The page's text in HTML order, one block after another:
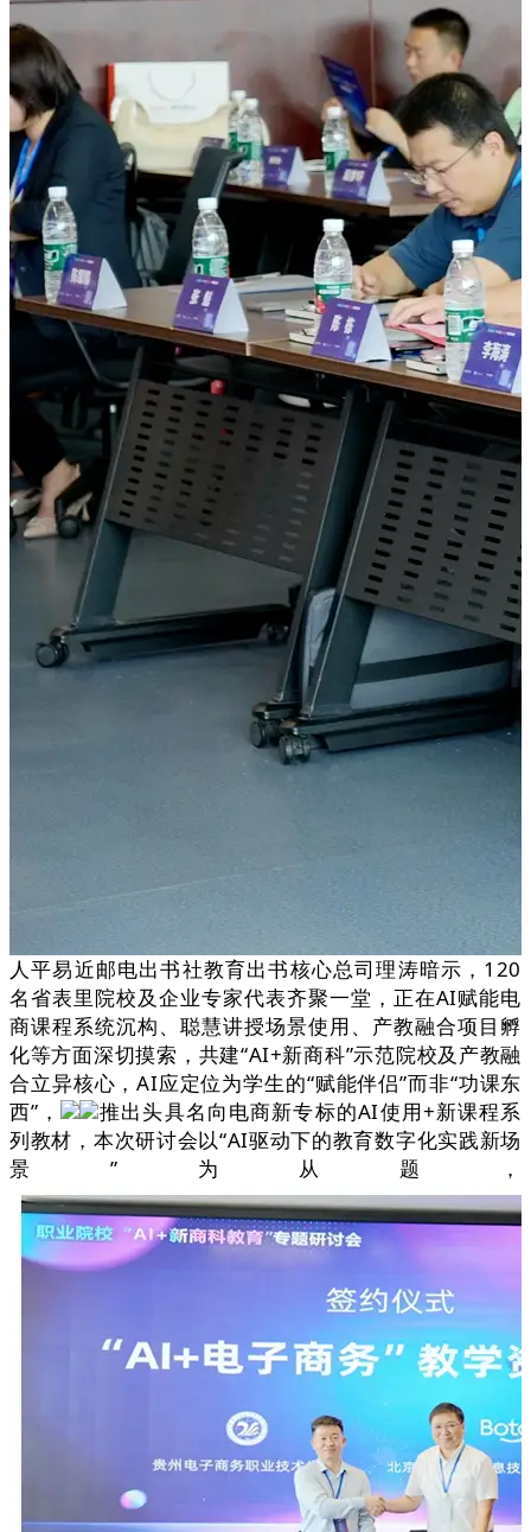
人平易近邮电出书社教育出书核心总司理涛暗示，120
名省表里院校及企业专家代表齐聚一堂，正在AI赋能电
商课程系统沉构、聪慧讲授场景使用、产教融合项目孵
化等方面深切摸索，共建“AI+新商科”示范院校及产教融
合立异核心，AI应定位为学生的“赋能伴侣”而非“功课东
西”，
推出头具名向电商新专标的AI使用+新课程系
列教材，本次研讨会以“AI驱动下的教育数字化实践新场
景”为从题，